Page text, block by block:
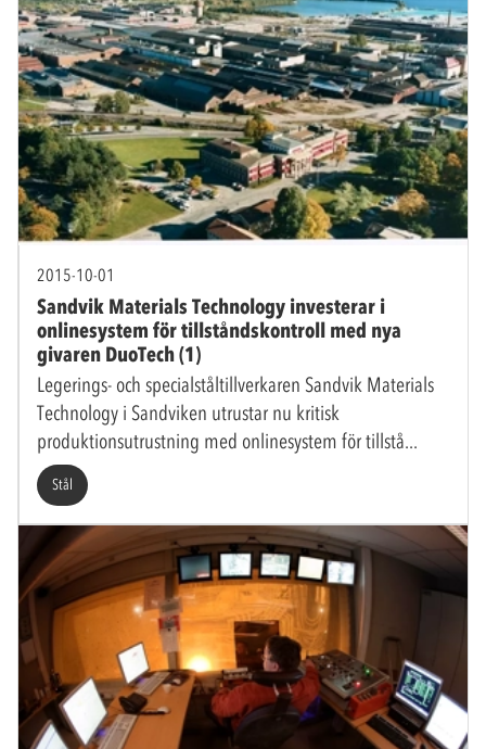
2015-10-01
Sandvik Materials Technology investerar i
onlinesystem för tillståndskontroll med nya
givaren DuoTech (1)
Legerings- och specialståltillverkaren Sandvik Materials
Technology i Sandviken utrustar nu kritisk
produktionsutrustning med onlinesystem för tillstå
Stål